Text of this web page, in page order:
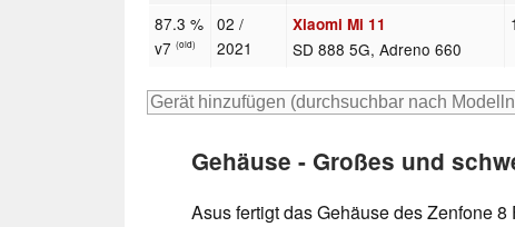
87.3 %
v7(old)
02 /
2021
Xiaomi Mi 11
SD 888 5G, Adreno 660
Gehäuse - Großes und
Asus fertigt das Gehäuse des Zenfone